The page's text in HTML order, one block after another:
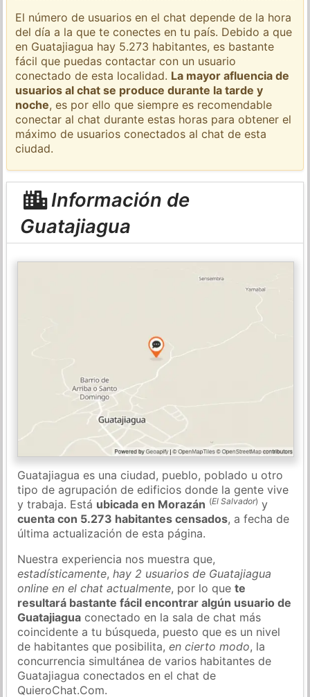
El número de usuarios en el chat depende de la hora
del día a la que te conectes en tu país. Debido a que
en Guatajiagua hay 5.273 habitantes, es bastante
fácil que puedas contactar con un usuario
conectado de esta localidad. La mayor afluencia de
usuarios al chat se produce durante la tarde y
noche, es por ello que siempre es recomendable
conectar al chat durante estas horas para obtener el
máximo de usuarios conectados al chat de esta
ciudad.
Información de
Guatajiagua
Guatajiagua es una ciudad, pueblo, poblado u otro
tipo de agrupación de edificios donde la gente vive
y trabaja. Está ubicada en Morazán (El Salvador) y
cuenta con 5.273 habitantes censados, a fecha de
última actualización de esta página.
Nuestra experiencia nos muestra que,
estadísticamente,hay 2 usuarios de Guatajiagua
online en el chat actualmente, por lo quete
resultará bastante fácil encontrar algún usuario de
Guatajiagua conectado en la sala de chat más
coincidente a tu búsqueda, puesto que es un nivel
de habitantes que posibilita,en cierto modo, la
concurrencia simultánea de varios habitantes de
Guatajiagua conectados en el chat de
QuieroChat.Com.